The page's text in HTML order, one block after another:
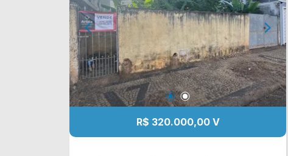
IMÓVEIS - Presente em cada mudança!
R$ 320.000,00 V